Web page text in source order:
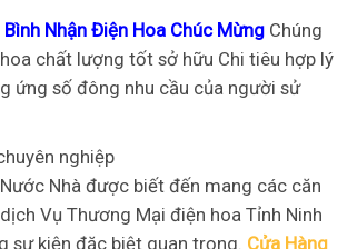
Nhận Điện Hoa Chúc Mừng Chúng
chất lượng tốt sở hữu Chi tiêu hợp lý
ứng số đông nhu cầu của người sử
nghiệp
Nhà được biết đến mang các căn
Vụ Thương Mại điện hoa Tỉnh Ninh
sự kiện đặc biệt quan trọng. Cửa Hàng